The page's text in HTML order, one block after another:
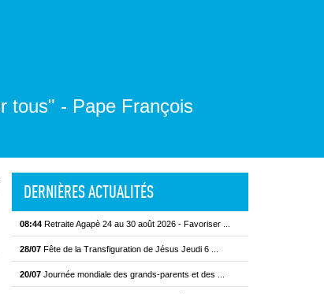
tous" - Pape François
DERNIÈRES ACTUALITÉS
08:44 Retraite Agapè 24 au 30 août 2026 - Favoriser ...
28/07 Fête de la Transfiguration de Jésus Jeudi 6 ...
20/07 Journée mondiale des grands-parents et des ...